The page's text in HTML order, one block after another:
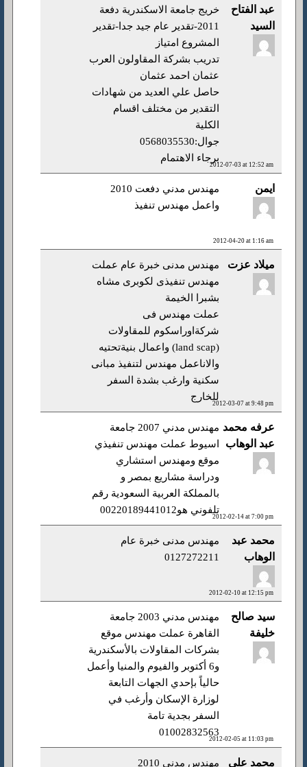
عبد الفتاح
السيد
2012-07-03 at 12:52 am
خريج جامعة الاسكندرية دفعة
2011-تقدير عام جيد جدا-تقدير
المشروع امتياز
تدريب بشركة المقاولون العرب
عثمان احمد عثمان
حاصل علي العديد من شهادات
التقدير من مختلف اقسام
الكلية
جوال:0568035530
برجاء الاهتمام
ايمن
2012-04-20 at 1:16 am
مهندس مدني دفعت 2010
واعمل مهندس تنفيذ
ميلاد عزت
2012-03-07 at 9:48 pm
مهندس مدنى خبرة عام عملت
مهندس تنفيذى لكوبرى مشاه
بشبرا الخيمة
عملت مهندس فى
شركةاوراسكوم للمقاولات
(land scap) واعمال بنيةتحتيه
والاناعمل مهندس لتنفيذ مبانى
سكنية وارغب بشدة السفر
للخارج
عرفه محمد
عبد الوهاب
2012-02-14 at 7:00 pm
مهندس مدني 2007 جامعة
اسيوط عملت مهندس تنفيذي
موقع ومهندس استشاري
ودراسة مشاريع بمصر و
بالمملكة العربية السعودية رقم
تلفوني هو00220189441012
محمد عبد
الوهاب
2012-02-10 at 12:15 pm
مهندس مدنى خبرة عام
0127272211
سيد صالح
خليفة
2012-02-05 at 11:03 pm
مهندس مدني 2003 جامعة
القاهرة عملت مهندس موقع
بشركات المقاولات بالأسكندرية
و6 أكتوبر والفيوم والمنيا وأعمل
حالياً بإحدي الجهات التابعة
لوزارة الإسكان وأرغب في
السفر بجدية تامة
01002832563
محمد على مهندس مدنى 2010